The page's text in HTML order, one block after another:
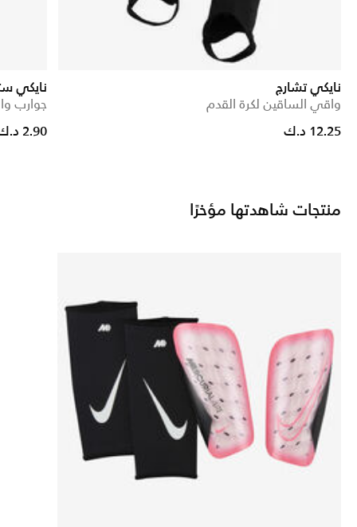
نايكي تشارج
واقي الساقين لكرة القدم
12.25 د.ك
نايكي
جوارب
reduced from
to2.90 د.ك
منتجات شاهدتها مؤخرًا